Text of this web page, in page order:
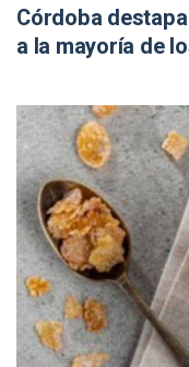
Córdoba
a la mayoría de